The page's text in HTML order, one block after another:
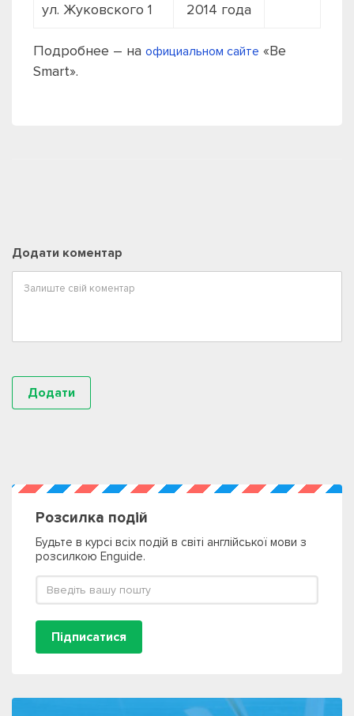
ул. Жуковского 1
2014 года
Подробнее – на официальном сайте «Be
Smart».
Додати коментар
Розсилка подій
Будьте в курсі всіх подій в світі англійської мови з
розсилкою Enguide.
Підписатися